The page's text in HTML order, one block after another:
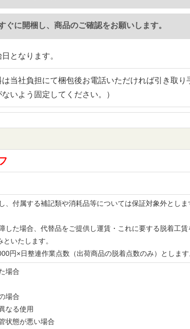
ぐに開梱し、商品のご確認をお願いします。
となります。
当社負担にて梱包後お電話いただければ引き取
いよう固定してください。）
、付属する補記類や消耗品等については保証対象外とし
した場合、代替品をご提供し運賃・これに要する脱着工
いたします。
円×日整連作業点数（出荷商品の脱着点数のみ）としま
場合
場合
なる使用
状態が悪い場合